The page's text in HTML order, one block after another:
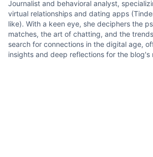
Journalist and behavioral analyst,
virtual relationships and dating apps
like). With a keen eye, she deciphers the
matches, the art of chatting, and the
search for connections in the digital age,
insights and deep reflections for the blog's